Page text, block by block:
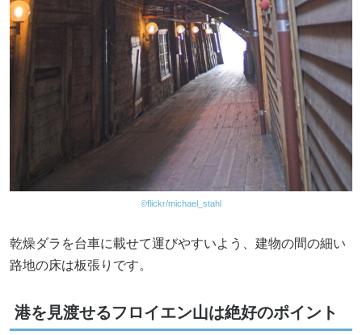
©flickr/michael_stahl
乾燥ダラを台車に載せて運びやすいよう、建物の間の細い
路地の床は板張りです。
港を見渡せるフロイエン山は絶好のポイント